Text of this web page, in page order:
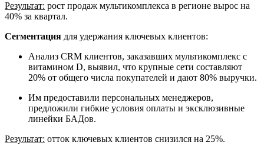
Результат: рост продаж мультикомплекса в регионе вырос на
40% за квартал.
Сегментация для удержания ключевых клиентов:
Анализ CRM клиентов, заказавших мультикомплекс с
витамином D, выявил, что крупные сети составляют
20% от общего числа покупателей и дают 80% выручки.
Им предоставили персональных менеджеров,
предложили гибкие условия оплаты и эксклюзивные
линейки БАДов.
Результат: отток ключевых клиентов снизился на 25%.